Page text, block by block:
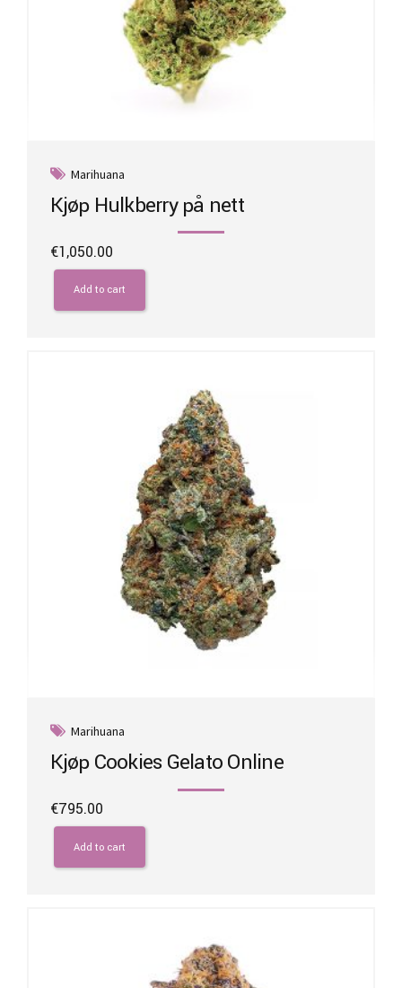
Marihuana
Kjøp Hulkberry på nett
€1,050.00
Add to cart
Marihuana
Kjøp Cookies Gelato Online
€795.00
Add to cart